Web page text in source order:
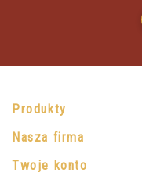
Produkty
Nasza firma
Twoje konto